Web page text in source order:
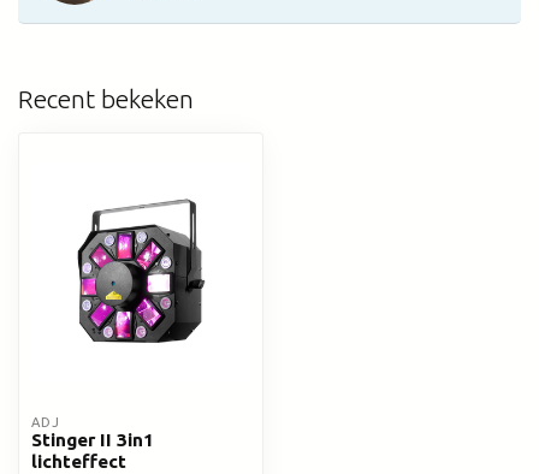
Recent bekeken
ADJ
Stinger II 3in1
lichteffect